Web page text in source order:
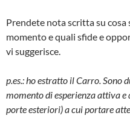
Prendete nota scritta su
momento e quali sfide e
vi suggerisce.
p.es.: ho estratto il Carro. Sono
momento di esperienza attiva
porte esteriori) a cui portare